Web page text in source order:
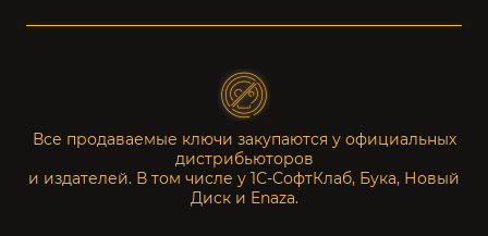
Все продаваемые ключи закупаются у официальных
дистрибьюторов
и издателей. В том числе у 1С-СофтКлаб, Бука, Новый
Диск и Enaza.